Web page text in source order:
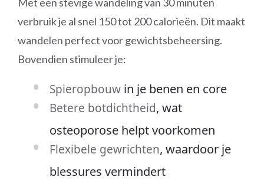
verbruik je al snel 150 tot 200 calorieën. Dit maakt
wandelen perfect voor gewichtsbeheersing.
Bovendien stimuleer je:
Spieropbouw in je benen en core
Betere botdichtheid, wat
osteoporose helpt voorkomen
Flexibele gewrichten, waardoor je
blessures vermindert